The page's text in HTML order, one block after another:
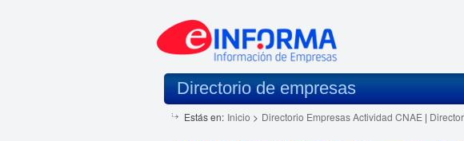
Directorio de empresas
Estás en: Inicio > Directorio Empresas Actividad CNAE |